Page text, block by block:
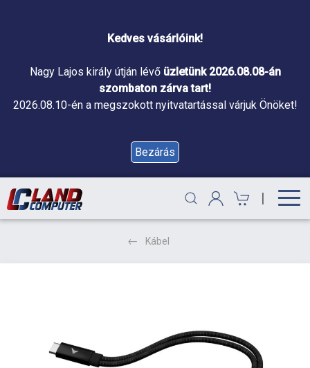
Kedves vásárlóink!
Nagy Lajos király útján lévő üzletünk 2026.08.08-án
szombaton zárva tart!
2026.08.10-én a megszokott nyitvatartással várjuk Önöket!
Bezárás
|
Kábel